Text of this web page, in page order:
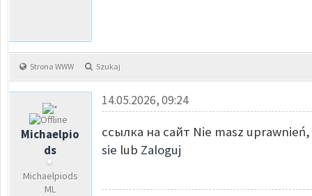
Strona WWW Szukaj
Michaelpio
ds
Michaelpiods
ML
14.05.2026, 09:24
ссылка на сайт Nie masz
sie lub Zaloguj